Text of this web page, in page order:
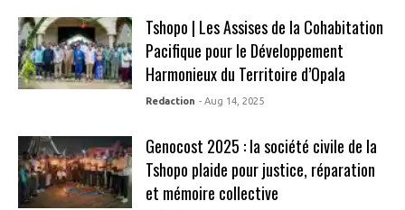
Tshopo | Les Assises de la Cohabitation
Pacifique pour le Développement
Harmonieux du Territoire d’Opala
Redaction - Aug 14, 2025
Genocost 2025 : la société civile de la
Tshopo plaide pour justice, réparation
et mémoire collective